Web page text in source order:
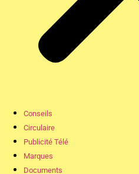
Conseils
Circulaire
Publicité Télé
Marques
Documents